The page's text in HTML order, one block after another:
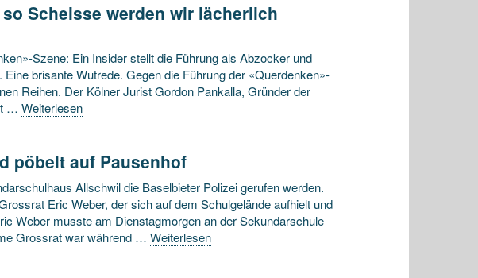
Scheisse werden wir lächerlich
Szene: Ein Insider stellt die Führung als Abzocker und
brisante Wutrede. Gegen die Führung der «Querdenken»-
Reihen. Der Kölner Jurist Gordon Pankalla, Gründer der
… Weiterlesen
pöbelt auf Pausenhof
Allschwil die Baselbieter Polizei gerufen werden.
Eric Weber, der sich auf dem Schulgelände aufhielt und
Weber musste am Dienstagmorgen an der Sekundarschule
Grossrat war während … Weiterlesen